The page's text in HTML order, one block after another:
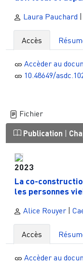
Laura Pauchard
Accès
Accèder au
10.48649/
Fichier
Publication |
2023
La co-
les personnes
Alice Rouyer
Accès
Accèder au